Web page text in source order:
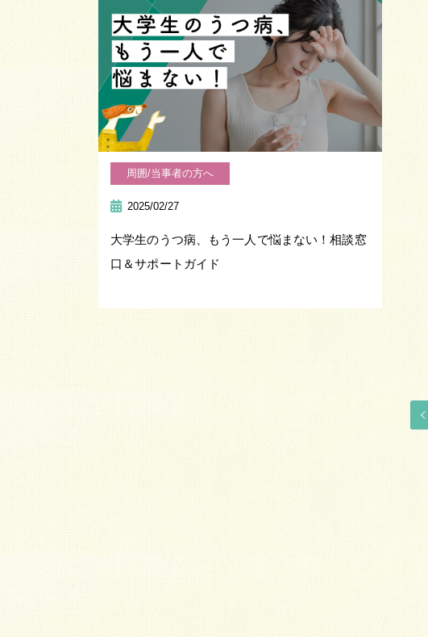
周囲/当事者の方へ
2025/02/27
大学生のうつ病、もう一人で悩まない！相談窓
口＆サポートガイド